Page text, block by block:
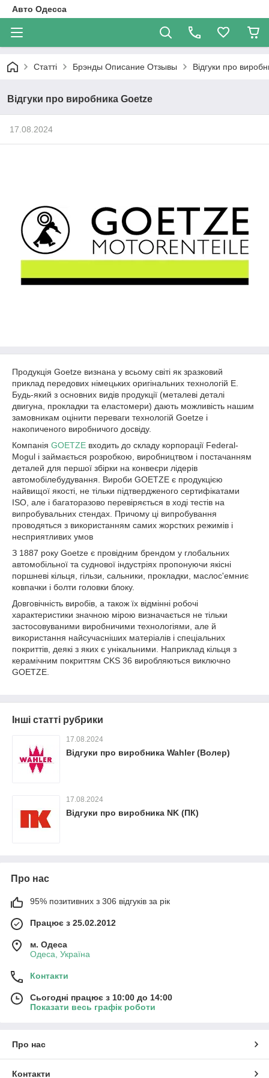
Авто Одесса
Статті Брэнды Описание Отзывы Відгуки про
Відгуки про виробника Goetze
17.08.2024
Продукція Goetze визнана у всьому світі як зразковий
приклад передових німецьких оригінальних технологій Е.
Будь-який з основних видів продукції (металеві деталі
двигуна, прокладки та еластомери) дають можливість нашим
замовникам оцінити переваги технологій Goetze і
накопиченого виробничого досвіду.
Компанія GOETZE входить до складу корпорації Federal-
Mogul і займається розробкою, виробництвом і постачанням
деталей для першої збірки на конвеєри лідерів
автомобілебудування. Вироби GOETZE є продукцією
найвищої якості, не тільки підтвердженого сертифікатами
ISO, але і багаторазово перевіряється в ході тестів на
випробувальних стендах. Причому ці випробування
проводяться з використанням самих жорстких режимів і
несприятливих умов
З 1887 року Goetze є провідним брендом у глобальних
автомобільної та суднової індустріях пропонуючи якісні
поршневі кільця, гільзи, сальники, прокладки, маслос'емниє
ковпачки і болти головки блоку.
Довговічність виробів, а також їх відмінні робочі
характеристики значною мірою визначається не тільки
застосовуваними виробничими технологіями, але й
використання найсучасніших матеріалів і спеціальних
покриттів, деякі з яких є унікальними. Наприклад кільця з
керамічним покриттям CKS 36 виробляються виключно
GOETZE.
Інші статті рубрики
17.08.2024
Відгуки про виробника Wahler (Волер)
17.08.2024
Відгуки про виробника NK (ПК)
Про нас
95% позитивних з 306 відгуків за рік
Працює з 25.02.2012
м. Одеса
Одеса, Україна
Контакти
Сьогодні працює з 10:00 до 14:00
Показати весь графік роботи
Про нас
Контакти